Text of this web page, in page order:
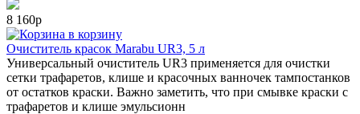
8 160р
в корзину
Очиститель красок Marabu UR3, 5 л
Универсальный очиститель UR3 применяется для очистки
сетки трафаретов, клише и красочных ванночек тампостанков
от остатков краски. Важно заметить, что при смывке краски с
трафаретов и клише эмульсионн